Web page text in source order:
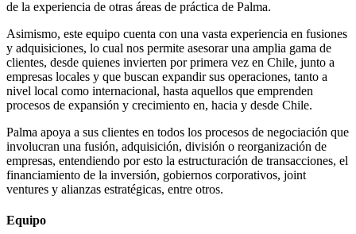
de la experiencia de otras áreas de práctica de Palma.
Asimismo, este equipo cuenta con una vasta experiencia en fusiones
y adquisiciones, lo cual nos permite asesorar una amplia gama de
clientes, desde quienes invierten por primera vez en Chile, junto a
empresas locales y que buscan expandir sus operaciones, tanto a
nivel local como internacional, hasta aquellos que emprenden
procesos de expansión y crecimiento en, hacia y desde Chile.
Palma apoya a sus clientes en todos los procesos de negociación que
involucran una fusión, adquisición, división o reorganización de
empresas, entendiendo por esto la estructuración de transacciones, el
financiamiento de la inversión, gobiernos corporativos, joint
ventures y alianzas estratégicas, entre otros.
Equipo